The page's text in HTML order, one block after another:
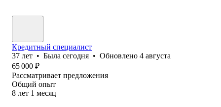
Кредитный специалист
37 лет • Была сегодня • Обновлено 4 августа
65 000 ₽
Рассматривает предложения
Общий опыт
8 лет 1 месяц